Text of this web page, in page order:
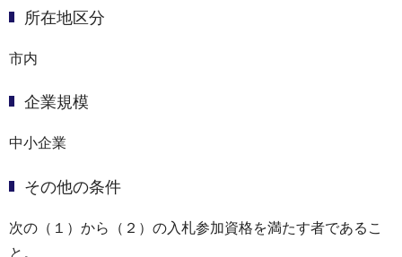
所在地区分
市内
企業規模
中小企業
その他の条件
次の（１）から（２）の⼊札参加資格を満たす者であるこ
と。